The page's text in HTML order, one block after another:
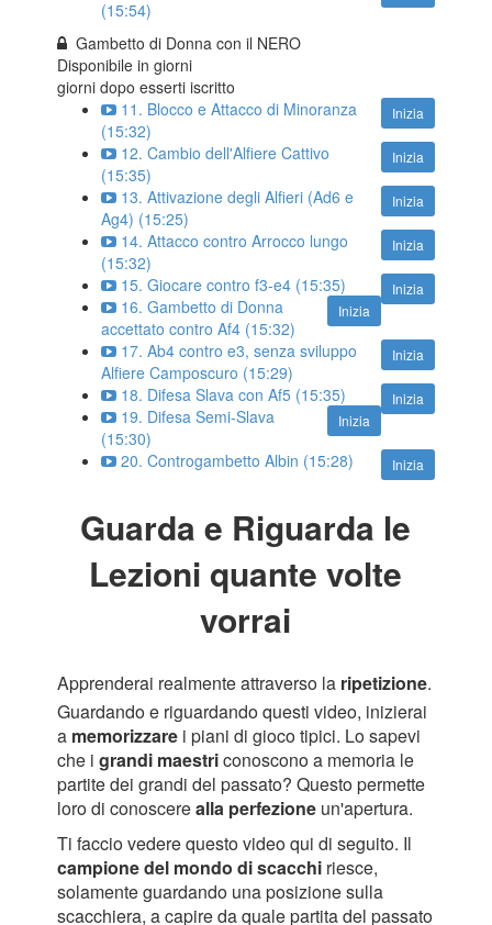
(15:54)
Gambetto di Donna con il NERO
Disponibile ingiorni
giorni dopo esserti iscritto
Inizia
11. Blocco e Attacco di Minoranza
(15:32)
Inizia
12. Cambio dell'Alfiere Cattivo
(15:35)
Inizia
13. Attivazione degli Alfieri (Ad6 e
Ag4) (15:25)
Inizia
14. Attacco contro Arrocco lungo
(15:32)
Inizia
15. Giocare contro f3-e4 (15:35)
Inizia
16. Gambetto di Donna
accettato contro Af4 (15:32)
Inizia
17. Ab4 contro e3, senza sviluppo
Alfiere Camposcuro (15:29)
Inizia
18. Difesa Slava con Af5 (15:35)
Inizia
19. Difesa Semi-Slava
(15:30)
Inizia
20. Controgambetto Albin (15:28)
Guarda e Riguarda le
Lezioni quante volte
vorrai
Apprenderai realmente attraverso la ripetizione.
Guardando e riguardando questi video, inizierai
a memorizzare i piani di gioco tipici. Lo sapevi
che igrandi maestriconoscono a memoria le
partite dei grandi del passato? Questo permette
loro di conoscerealla perfezione un'apertura.
Ti faccio vedere questo video qui di seguito. Il
campione del mondo di scacchi riesce,
solamente guardando una posizione sulla
scacchiera, a capire da quale partita del passato